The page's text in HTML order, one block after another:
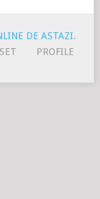
DE ASTAZI.
PROFILE